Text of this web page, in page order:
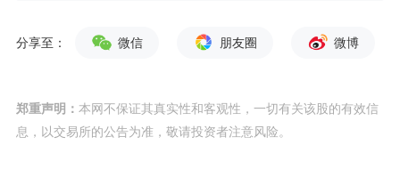
分享至： 微信 朋友圈 微博
郑重声明： 本网不保证其真实性和客观性，一切有关该股的有效信
息，以交易所的公告为准，敬请投资者注意风险。